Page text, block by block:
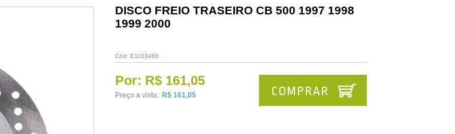
DISCO FREIO TRASEIRO CB 500 1997 1998
1999 2000
Cód: E1103466
Por: R$ 161,05
Preço a vista: R$ 161,05 COMPRAR